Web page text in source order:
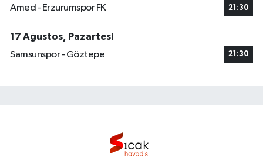
Amed - Erzurumspor FK 21:30
17 Ağustos, Pazartesi
Samsunspor - Göztepe
21:30